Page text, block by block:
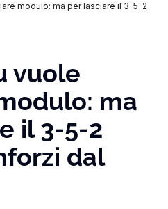
modulo: ma per lasciare il 3-5-2
vuole
ma
il 3-5-2
dal